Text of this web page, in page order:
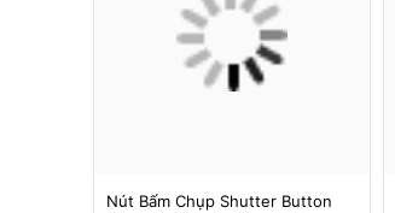
Nút Bấm Chụp Shutter Button